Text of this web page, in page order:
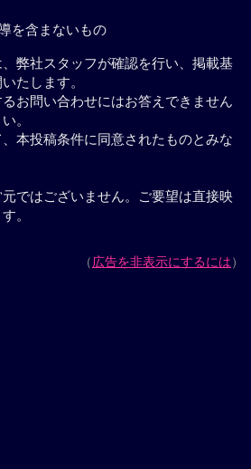
を含まないもの
弊社スタッフが確認を行い、掲載基
たします。
お問い合わせにはお答えできません
。
本投稿条件に同意されたものとみな
ではございません。ご要望は直接映
。
（広告を非表示にするには）